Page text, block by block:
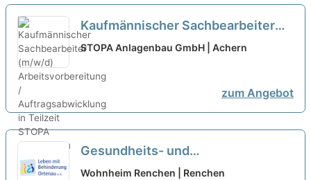
Kaufmännischer Sachbearbeiter
(m/w/d) Arbeitsvorbereitung /
STOPA Anlagenbau GmbH | Achern
zum Angebot
Gesundheits- und
Krankenpfleger:in (w/m/d) in
Wohnheim Renchen | Renchen